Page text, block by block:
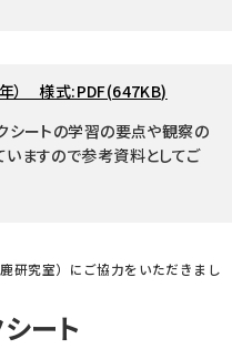
年） 様式:PDF(647KB)
シートの学習の要点や観察の
ますので参考資料としてご
研究室）にご協力をいただきまし
ート